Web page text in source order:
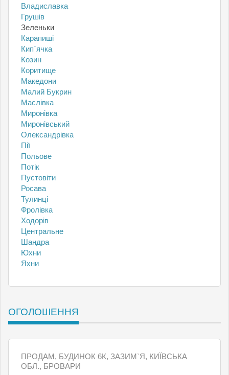
Владиславка
Грушів
Зеленьки
Карапиші
Кип`ячка
Козин
Коритище
Македони
Малий Букрин
Маслівка
Миронівка
Миронівський
Олександрівка
Пії
Польове
Потік
Пустовіти
Росава
Тулинці
Фролівка
Ходорів
Центральне
Шандра
Юхни
Яхни
ОГОЛОШЕННЯ
ПРОДАМ, БУДИНОК 6К, ЗАЗИМ`Я, КИЇВСЬКА
ОБЛ., БРОВАРИ